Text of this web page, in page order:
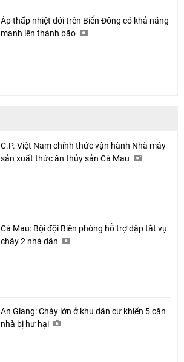
Áp thấp nhiệt đới trên Biển Đông có khả năng
mạnh lên thành bão
C.P. Việt Nam chính thức vận hành Nhà máy
sản xuất thức ăn thủy sản Cà Mau
Cà Mau: Bội đội Biên phòng hỗ trợ dập tắt vụ
cháy 2 nhà dân
An Giang: Cháy lớn ở khu dân cư khiến 5 căn
nhà bị hư hại